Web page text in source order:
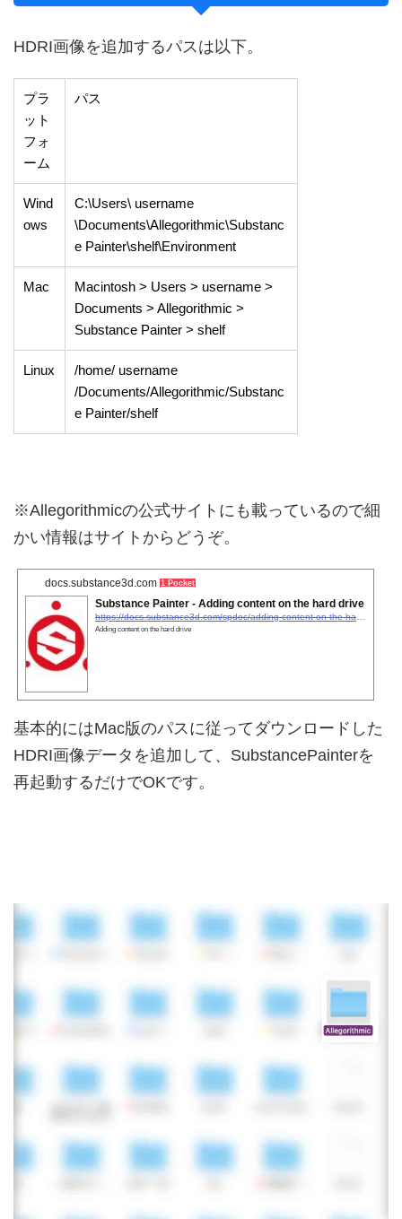
HDRI画像を追加するパスは以下。
プラ
ット
フォ
ーム
パス
Wind
ows
C:\Users\ username
\Documents\Allegorithmic\Substanc
e Painter\shelf\Environment
Mac
Macintosh > Users > username >
Documents > Allegorithmic >
Substance Painter > shelf
Linux
/home/ username
/Documents/Allegorithmic/Substanc
e Painter/shelf
※Allegorithmicの公式サイトにも載っているので細
かい情報はサイトからどうぞ。
docs.substance3d.com 1 Pocket
Substance Painter - Adding content on the hard drive
https://docs.substance3d.com/spdoc/adding-content-on-the-hard-drive-151584815.html
Adding content on the hard drive
基本的にはMac版のパスに従ってダウンロードした
HDRI画像データを追加して、SubstancePainterを
再起動するだけでOKです。